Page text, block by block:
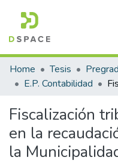
Communities & Collections
All of DSpace
Home Tesis
E.P. Contabilidad
Fiscalización
en la
la